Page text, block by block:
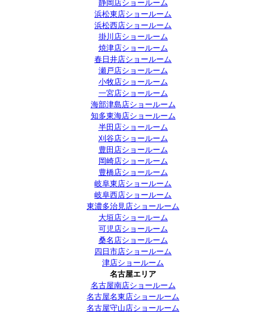
静岡店ショールーム
浜松東店ショールーム
浜松西店ショールーム
掛川店ショールーム
焼津店ショールーム
春日井店ショールーム
瀬戸店ショールーム
小牧店ショールーム
一宮店ショールーム
海部津島店ショールーム
知多東海店ショールーム
半田店ショールーム
刈谷店ショールーム
豊田店ショールーム
岡崎店ショールーム
豊橋店ショールーム
岐阜東店ショールーム
岐阜西店ショールーム
東濃多治見店ショールーム
大垣店ショールーム
可児店ショールーム
桑名店ショールーム
四日市店ショールーム
津店ショールーム
名古屋エリア
名古屋南店ショールーム
名古屋名東店ショールーム
名古屋守山店ショールーム